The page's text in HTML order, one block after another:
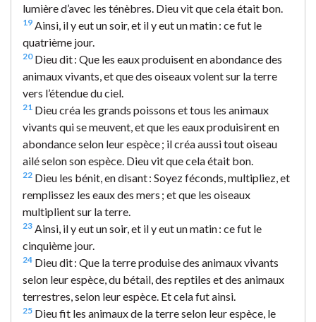
lumière d’avec les ténèbres. Dieu vit que cela était bon.
19 Ainsi, il y eut un soir, et il y eut un matin : ce fut le
quatrième jour.
20Dieu dit : Que les eaux produisent en abondance des
animaux vivants, et que des oiseaux volent sur la terre
vers l’étendue du ciel.
21 Dieu créa les grands poissons et tous les animaux
vivants qui se meuvent, et que les eaux produisirent en
abondance selon leur espèce ; il créa aussi tout oiseau
ailé selon son espèce. Dieu vit que cela était bon.
22 Dieu les bénit, en disant : Soyez féconds, multipliez, et
remplissez les eaux des mers ; et que les oiseaux
multiplient sur la terre.
23 Ainsi, il y eut un soir, et il y eut un matin : ce fut le
cinquième jour.
24 Dieu dit : Que la terre produise des animaux vivants
selon leur espèce, du bétail, des reptiles et des animaux
terrestres, selon leur espèce. Et cela fut ainsi.
25 Dieu fit les animaux de la terre selon leur espèce, le